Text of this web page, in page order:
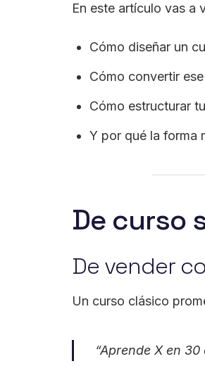
En este artículo vas a
Cómo diseñar un
Cómo convertir
Cómo estructurar
Y por qué la forma
De curso
De vender
Un curso clásico
“Aprende X en 30